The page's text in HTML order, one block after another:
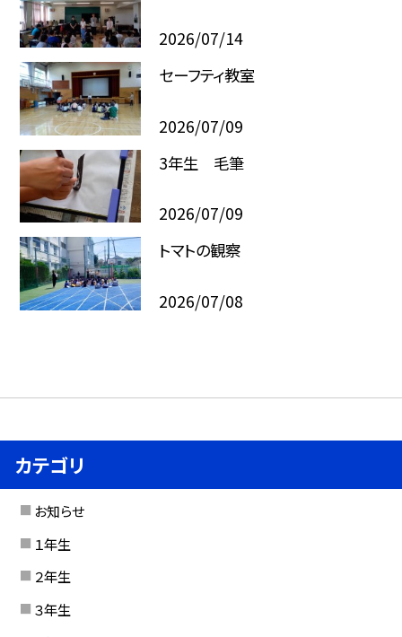
2026/07/14
セーフティ教室
2026/07/09
3年生 毛筆
2026/07/09
トマトの観察
2026/07/08
カテゴリ
お知らせ
１年生
２年生
３年生